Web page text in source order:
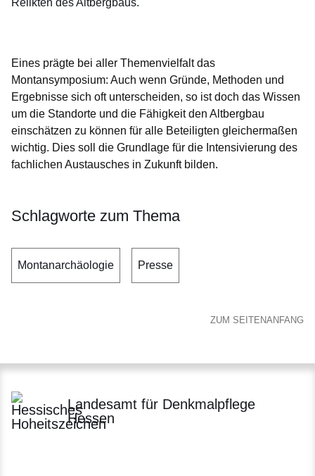
Relikten des Altbergbaus.
Eines prägte bei aller Themenvielfalt das
Montansymposium: Auch wenn Gründe, Methoden und
Ergebnisse sich oft unterscheiden, so ist doch das Wissen
um die Standorte und die Fähigkeit den Altbergbau
einschätzen zu können für alle Beteiligten gleichermaßen
wichtig. Dies soll die Grundlage für die Intensivierung des
fachlichen Austausches in Zukunft bilden.
Schlagworte zum Thema
Montanarchäologie Presse
ZUM SEITENANFANG
Landesamt für Denkmalpflege
Hessen